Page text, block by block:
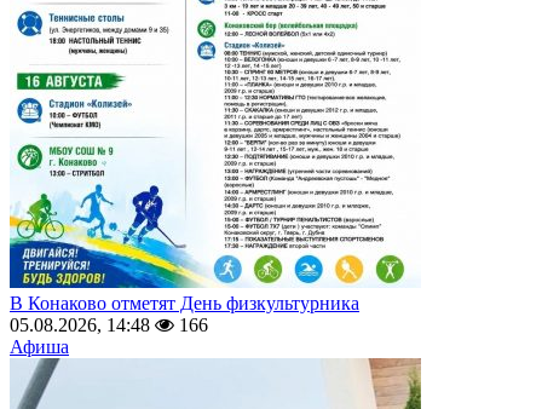
В Конаково отметят День физкультурника
05.08.2026, 14:48
166
Афиша